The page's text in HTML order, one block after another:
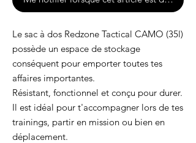
Le sac à dos Redzone Tactical CAMO (35l)
possède un espace de stockage
conséquent pour emporter toutes tes
affaires importantes.
Résistant, fonctionnel et conçu pour durer.
Il est idéal pour t'accompagner lors de tes
trainings, partir en mission ou bien en
déplacement.